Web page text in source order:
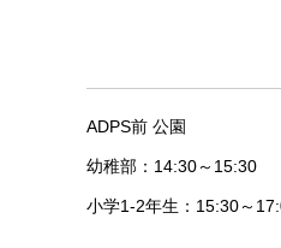
ADPS前 公園
幼稚部：14:30～15:30
小学1-2年生：15:30～